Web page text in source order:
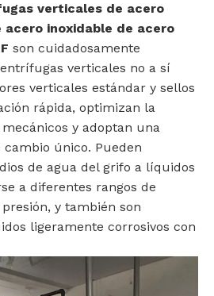
verticales de acero
acero inoxidable de acero
son cuidadosamente
verticales no a sí
verticales estándar y sellos
rápida, optimizan la
y adoptan una
único. Pueden
de agua del grifo a líquidos
a diferentes rangos de
y también son
ligeramente corrosivos con